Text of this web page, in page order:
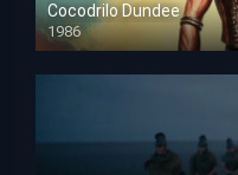
Cocodrilo Dundee
1986
HD 1080p